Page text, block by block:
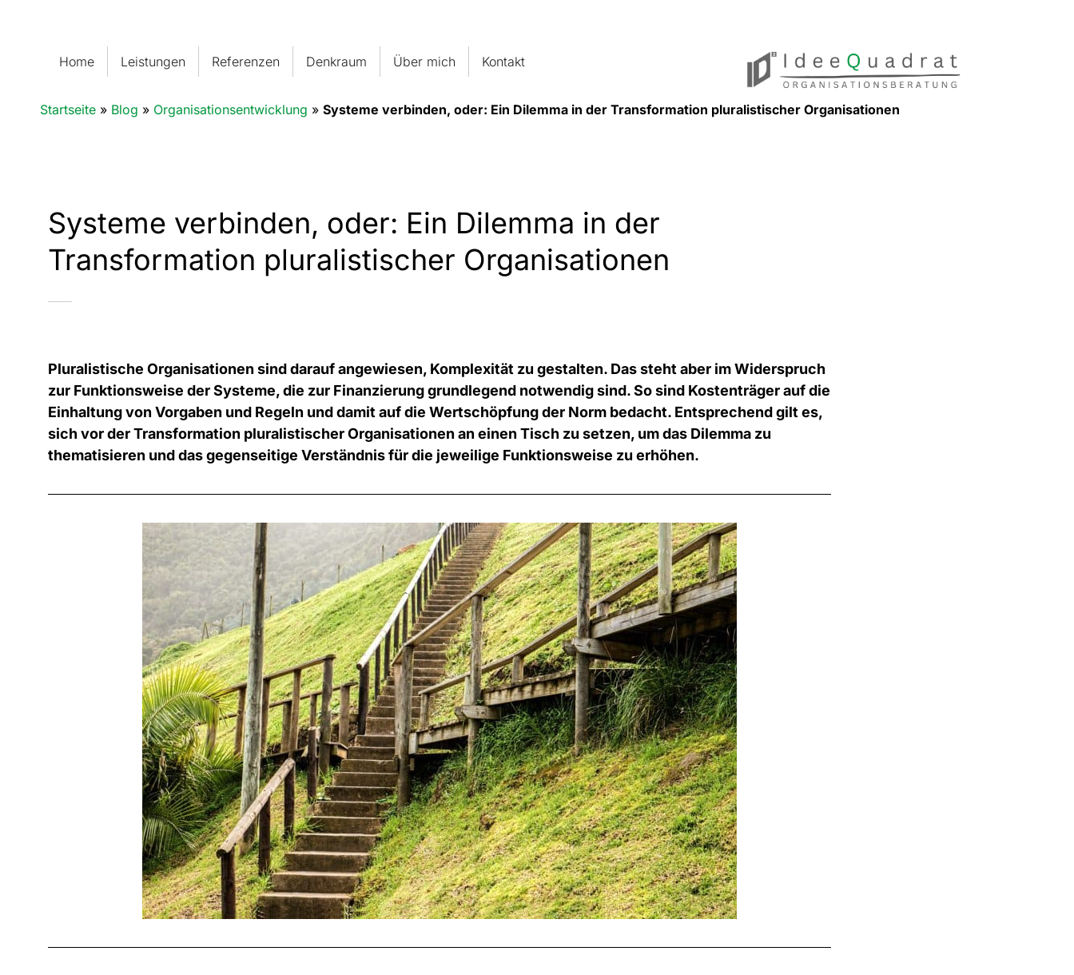
Home Leistungen Referenzen Denkraum Über mich Kontakt
Startseite » Blog » Organisationsentwicklung » Systeme verbinden, oder: Ein Dilemma in der Transformation pluralistischer Organisationen
Systeme verbinden, oder: Ein Dilemma in der
Transformation pluralistischer Organisationen
Pluralistische Organisationen sind darauf angewiesen, Komplexität zu gestalten. Das steht aber im Widerspruch
zur Funktionsweise der Systeme, die zur Finanzierung grundlegend notwendig sind. So sind Kostenträger auf die
Einhaltung von Vorgaben und Regeln und damit auf die Wertschöpfung der Norm bedacht. Entsprechend gilt es,
sich vor der Transformation pluralistischer Organisationen an einen Tisch zu setzen, um das Dilemma zu
thematisieren und das gegenseitige Verständnis für die jeweilige Funktionsweise zu erhöhen.